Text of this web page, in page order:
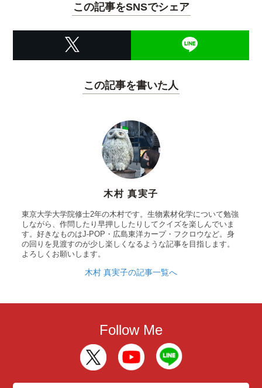
この記事をSNSでシェア
この記事を書いた人
木村 真実子
東京大学大学院修士2年の木村です。生物素材化学について勉強
しながら、作問したり早押ししたりしてクイズを楽しんでいま
す。好きなものはJ-POP・広島東洋カープ・フクロウなど。身
の回りを見渡すのが少し楽しくなるような記事を目指します。
よろしくお願いします。
木村 真実子の記事一覧へ
Follow Me